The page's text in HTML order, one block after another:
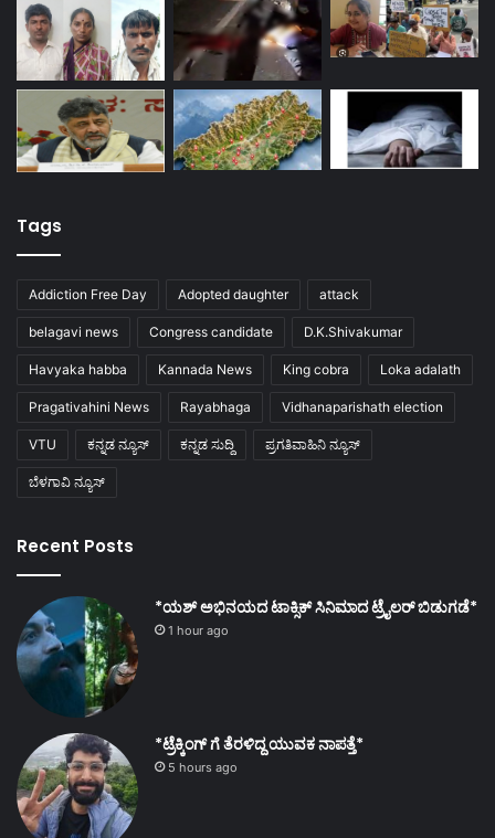
Tags
Addiction Free Day Adopted daughter attack
belagavi news Congress candidate D.K.Shivakumar
Havyaka habba Kannada News King cobra Loka adalath
Pragativahini News Rayabhaga Vidhanaparishath election
VTU ಕನ್ನಡ ನ್ಯೂಸ್ ಕನ್ನಡ ಸುದ್ದಿ ಪ್ರಗತಿವಾಹಿನಿ ನ್ಯೂಸ್
ಬೆಳಗಾವಿ ನ್ಯೂಸ್
Recent Posts
*ಯಶ್ ಅಭಿನಯದ ಟಾಕ್ಸಿಕ್ ಸಿನಿಮಾದ ಟ್ರೈಲರ್ ಬಿಡುಗಡೆ*
1 hour ago
*ಟ್ರೆಕ್ಕಿಂಗ್ ಗೆ ತೆರಳಿದ್ದ ಯುವಕ ನಾಪತ್ತೆ*
5 hours ago